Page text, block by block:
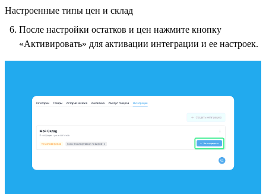
Настроенные типы цен и склад
После настройки остатков и цен нажмите кнопку
«Активировать» для активации интеграции и ее настроек.